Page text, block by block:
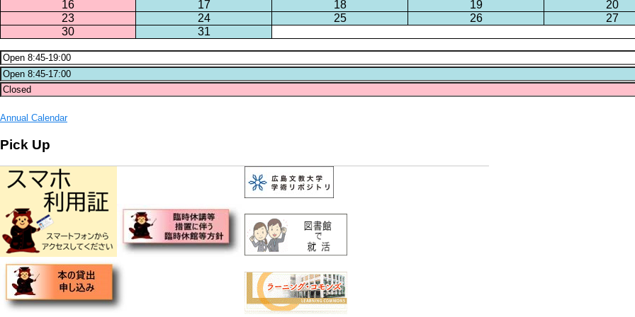
16
17 18 19 20
23
24 25 26 27
30
31
Annual Calendar
Pick Up